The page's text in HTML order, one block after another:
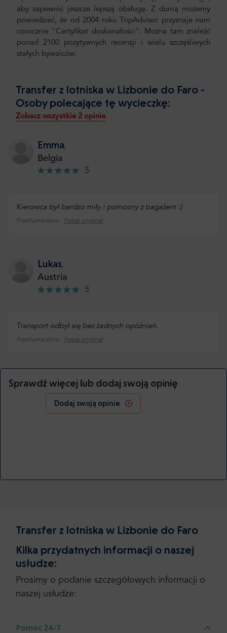
aby zapewnić jeszcze lepszą obsługę. Z dumą możemy
powiedzieć, że od 2004 roku TripAdvisor przyznaje nam
corocznie "Certyfikat doskonałości". Można tam znaleźć
ponad 2100 pozytywnych recenzji i wielu szczęśliwych
stałych bywalców.
Transfer z lotniska w Lizbonie do Faro -
Osoby polecające tę wycieczkę:
Zobacz wszystkie 2 opinie
Emma,
Belgia
5
Kierowca był bardzo miły i pomocny z bagażem :)
Przetłumaczono · Pokaż oryginał
Lukas,
Austria
5
Transport odbył się bez żadnych opóźnień.
Przetłumaczono · Pokaż oryginał
Sprawdź więcej lub dodaj swoją opinię
Dodaj swoją opinie
Transfer z lotniska w Lizbonie do Faro
Kilka przydatnych informacji o naszej
usłudze:
Prosimy o podanie szczegółowych informacji o
naszej usłudze:
Pomoc 24/7